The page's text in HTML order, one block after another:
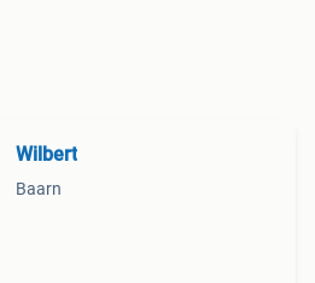
Wilbert
Baarn